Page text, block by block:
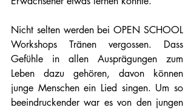
Nicht selten werden bei OPEN SCHOOL
Workshops Tränen vergossen. Dass
Gefühle in allen Ausprägungen zum
Leben dazu gehören, davon können
junge Menschen ein Lied singen. Um so
beeindruckender war es von den jungen